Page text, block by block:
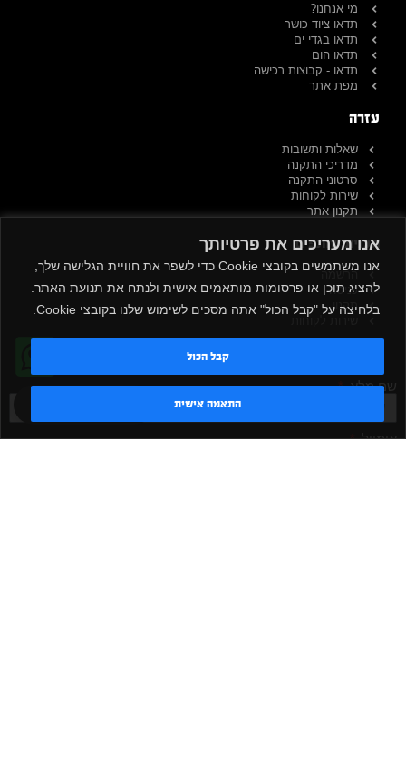
אנו מעריכים את פרטיותך
אנו משתמשים בקובצי Cookie כדי לשפר את חוויית הגלישה שלך,
להציג תוכן או פרסומות מותאמים אישית ולנתח את תנועת האתר.
בלחיצה על "קבל הכול" אתה מסכים לשימוש שלנו בקובצי Cookie.
התאמה אישית
קבל הכול
מי אנחנו?
תדאו ציוד כושר
תדאו בגדי ים
תדאו הום
תדאו - קבוצות רכישה
מפת אתר
עזרה
שאלות ותשובות
מדריכי התקנה
סרטוני התקנה
שירות לקוחות
תקנון אתר
תכנית שותפים
הרשמה
כניסה
תקנון
שירות לקוחות
שם מלא
אימייל